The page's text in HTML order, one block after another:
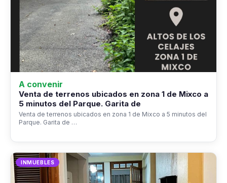
A convenir
Venta de terrenos ubicados en zona 1 de Mixco a
5 minutos del Parque. Garita de
Venta de terrenos ubicados en zona 1 de Mixco a 5 minutos del
Parque. Garita de …
INMUEBLES